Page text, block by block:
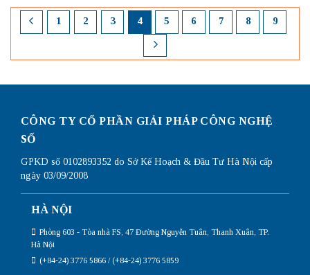
1 2 3 4 5 6 7 8 9
CÔNG TY CỔ PHẦN GIẢI PHÁP CÔNG NGHỆ
SỐ
GPKD số 0102893352 do Sở Kế Hoạch & Đầu Tư Hà Nội cấp
ngày 03/09/2008
HÀ NỘI
Phòng 603 - Tòa nhà FS, 47 Đường Nguyễn Tuân, Thanh Xuân, TP.
Hà Nội
(+84-24) 3776 5866 / (+84-24) 3776 5859